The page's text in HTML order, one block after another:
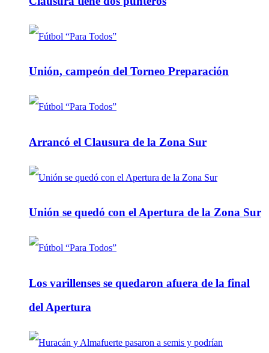
Unión, campeón del Torneo Preparación
Arrancó el Clausura de la Zona Sur
Unión se quedó con el Apertura de la Zona Sur
Los varillenses se quedaron afuera de la final
del Apertura